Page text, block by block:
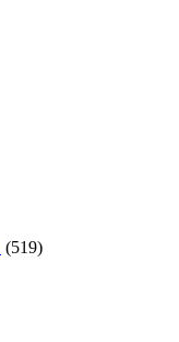
(519)